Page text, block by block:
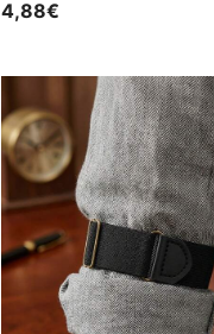
4,88€